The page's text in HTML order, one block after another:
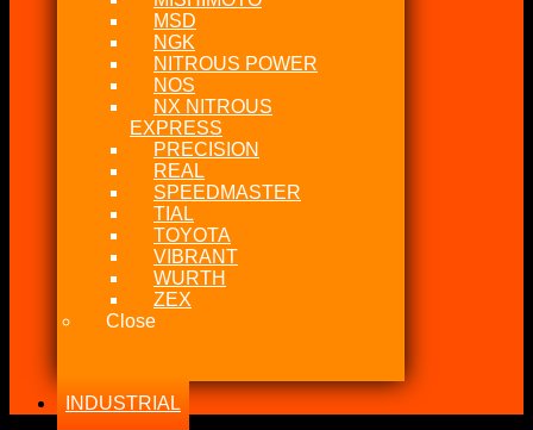
MSD
NGK
NITROUS POWER
NOS
NX NITROUS
EXPRESS
PRECISION
REAL
SPEEDMASTER
TIAL
TOYOTA
VIBRANT
WURTH
ZEX
Close
INDUSTRIAL